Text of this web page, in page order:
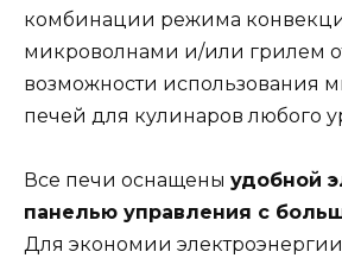
комбинации режима
микроволнами и/или грилем
возможности использования
печей для кулинаров любого
Все печи оснащены удобной
панелью управления с
Для экономии